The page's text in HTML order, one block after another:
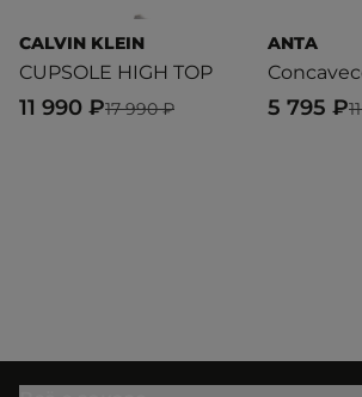
CALVIN KLEIN
CUPSOLE HIGH TOP
17 990 ₽
11 990 ₽
ANTA
5 795 ₽